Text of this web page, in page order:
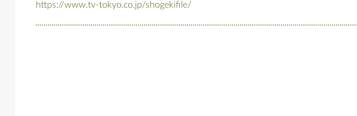
https://www.tv-tokyo.co.jp/shogekifile/